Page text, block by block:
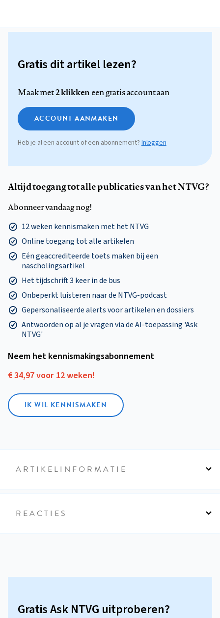
Gratis dit artikel lezen?
Maak met2 klikkeneen gratis account aan
ACCOUNT AANMAKEN
Heb je al een account of een abonnement? Inloggen
Altijd toegang tot alle publicaties van het NTVG?
Abonneer vandaag nog!
12 weken kennismaken met het NTVG
Online toegang tot alle artikelen
Eén geaccrediteerde toets maken bij een
nascholingsartikel
Het tijdschrift 3 keer in de bus
Onbeperkt luisteren naar de NTVG-podcast
Gepersonaliseerde alerts voor artikelen en dossiers
Antwoorden op al je vragen via de AI-toepassing 'Ask
NTVG'
Neem het kennismakings­abonnement
€ 34,97 voor 12 weken!
IK WIL KENNISMAKEN
ARTIKELINFORMATIE
REACTIES
Gratis Ask NTVG uitproberen?